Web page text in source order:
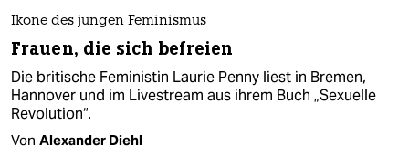
Ikone des jungen Feminismus
Frauen, die sich befreien
Die britische Feministin Laurie Penny liest in Bremen,
Hannover und im Livestream aus ihrem Buch „Sexuelle
Revolution“.
Von Alexander Diehl